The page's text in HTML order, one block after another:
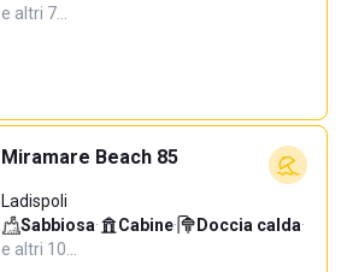
e altri 7…
Miramare Beach 85
Ladispoli
Sabbiosa· Cabine· Doccia calda·
e altri 10…